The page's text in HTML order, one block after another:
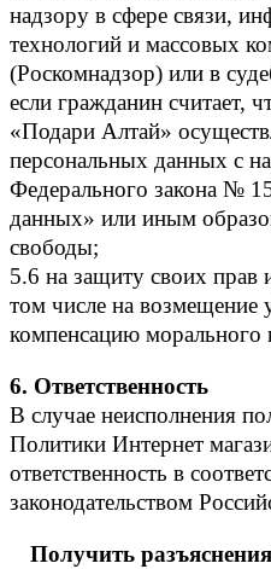
надзору в сфере связи,
технологий и массовых
(Роскомнадзор) или в
если гражданин считает,
«Подари Алтай»
персональных данных с
Федерального закона №
данных» или иным
свободы;
5.6 на защиту своих прав
том числе на возмещение
компенсацию морального
6. Ответственность
В случае неисполнения
Политики Интернет
ответственность в
законодательством
Получить